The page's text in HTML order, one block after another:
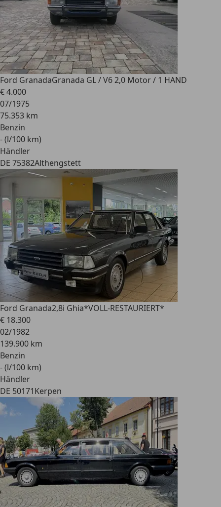
Ford GranadaGranada GL / V6 2,0 Motor / 1 HAND
€ 4.000
07/1975
75.353 km
Benzin
- (l/100 km)
Händler
DE 75382Althengstett
Ford Granada2,8i Ghia*VOLL-RESTAURIERT*
€ 18.300
02/1982
139.900 km
Benzin
- (l/100 km)
Händler
DE 50171Kerpen